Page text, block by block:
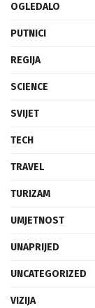
OGLEDALO
PUTNICI
REGIJA
SCIENCE
SVIJET
TECH
TRAVEL
TURIZAM
UMJETNOST
UNAPRIJED
UNCATEGORIZED
VIZIJA